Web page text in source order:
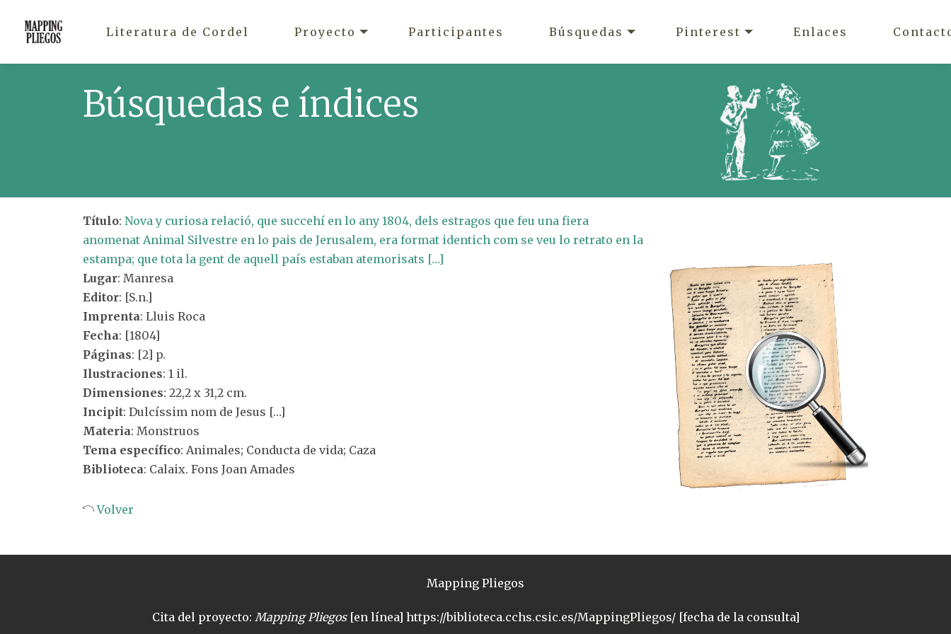
Literatura de Cordel Proyecto Participantes Búsquedas Pinterest Enlaces
Búsquedas e índices
Título: Nova y curiosa relació, que succehí en lo any 1804, dels estragos que feu una fiera
anomenat Animal Silvestre en lo pais de Jerusalem, era format identich com se veu lo retrato en la
estampa; que tota la gent de aquell país estaban atemorisats […]
Lugar: Manresa
Editor: [S.n.]
Imprenta: Lluis Roca
Fecha: [1804]
Páginas: [2] p.
Ilustraciones: 1 il.
Dimensiones: 22,2 x 31,2 cm.
Incipit: Dulcíssim nom de Jesus […]
Materia: Monstruos
Tema específico: Animales; Conducta de vida; Caza
Biblioteca: Calaix. Fons Joan Amades
Volver
Mapping Pliegos
Cita del proyecto: Mapping Pliegos[en línea] https://biblioteca.cchs.csic.es/MappingPliegos/ [fecha de la consulta]